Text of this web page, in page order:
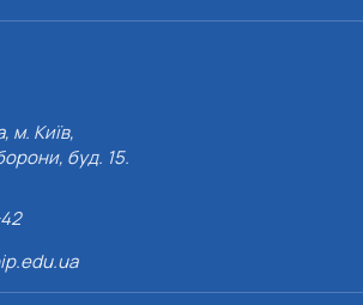
м. Київ,
буд. 15.